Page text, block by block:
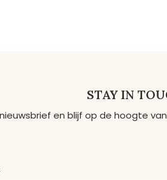
STAY IN
en blijf op de hoogte